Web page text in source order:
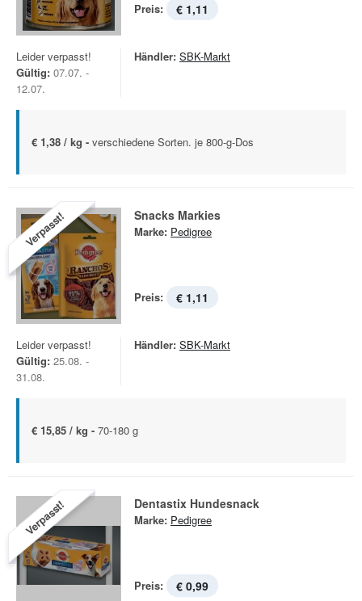
Preis: € 1,11
Leider verpasst!
Gültig: 07.07. -
12.07.
Händler: SBK-Markt
€ 1,38 / kg - verschiedene Sorten. je 800-g-Dos
Verpasst! Snacks Markies
Marke: Pedigree
Preis: € 1,11
Leider verpasst!
Gültig: 25.08. -
31.08.
Händler: SBK-Markt
€ 15,85 / kg - 70-180 g
Verpasst! Dentastix Hundesnack
Marke: Pedigree
Preis: € 0,99